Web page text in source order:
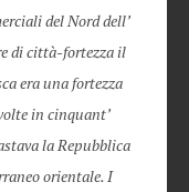
del Nord dell’
di città-fortezza il
era una fortezza
in cinquant’
la Repubblica
orientale. I